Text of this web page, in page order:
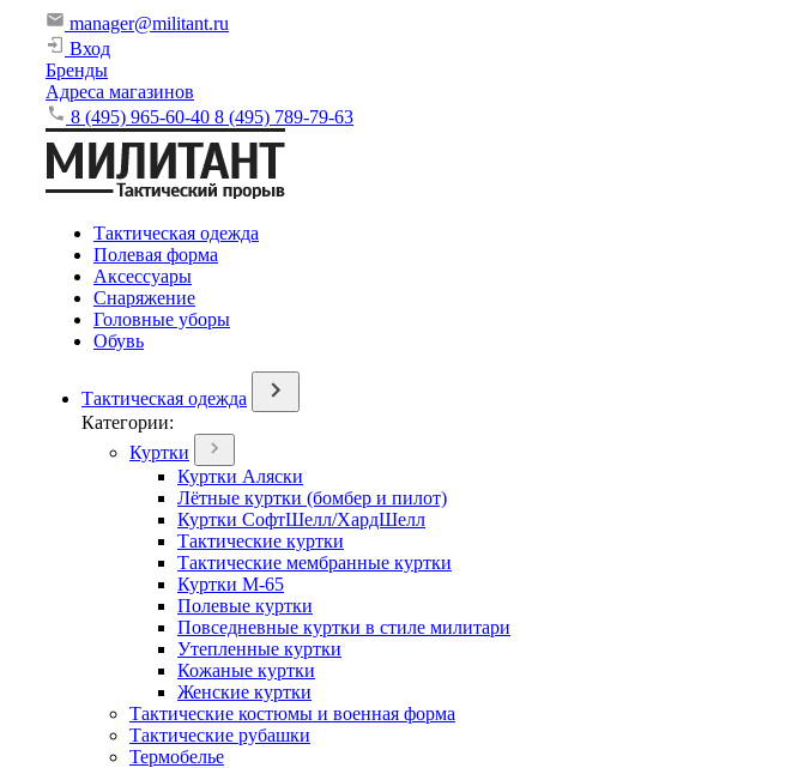
manager@militant.ru
Вход
Бренды
Адреса магазинов
8 (495) 965-60-40 8 (495) 789-79-63
Тактическая одежда
Полевая форма
Аксессуары
Снаряжение
Головные уборы
Обувь
Тактическая одежда
Категории:
Куртки
Куртки Аляски
Лётные куртки (бомбер и пилот)
Куртки СофтШелл/ХардШелл
Тактические куртки
Тактические мембранные куртки
Куртки М-65
Полевые куртки
Повседневные куртки в стиле милитари
Утепленные куртки
Кожаные куртки
Женские куртки
Тактические костюмы и военная форма
Тактические рубашки
Термобелье